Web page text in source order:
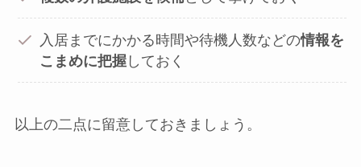
入居までにかかる時間や待機人数などの情報を
こまめに把握 しておく
以上の二点に留意しておきましょう。